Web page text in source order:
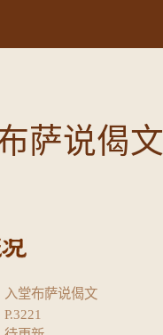
萨说偈文
入堂布萨说偈文
P.3221